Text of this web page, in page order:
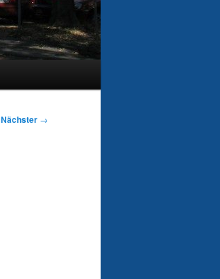
Nächster →